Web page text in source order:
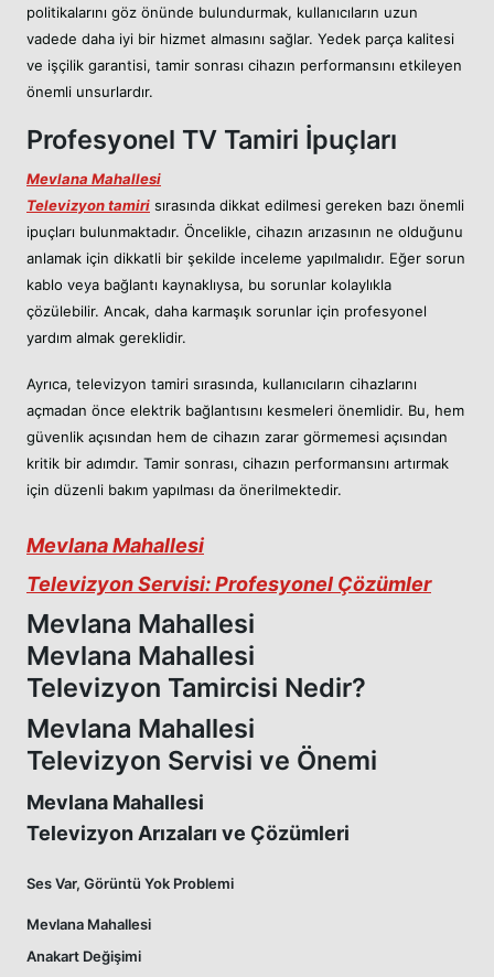
politikalarını göz önünde bulundurmak, kullanıcıların uzun
vadede daha iyi bir hizmet almasını sağlar. Yedek parça kalitesi
ve işçilik garantisi, tamir sonrası cihazın performansını etkileyen
önemli unsurlardır.
Profesyonel TV Tamiri İpuçları
Mevlana Mahallesi
Televizyon tamiri sırasında dikkat edilmesi gereken bazı önemli
ipuçları bulunmaktadır. Öncelikle, cihazın arızasının ne olduğunu
anlamak için dikkatli bir şekilde inceleme yapılmalıdır. Eğer sorun
kablo veya bağlantı kaynaklıysa, bu sorunlar kolaylıkla
çözülebilir. Ancak, daha karmaşık sorunlar için profesyonel
yardım almak gereklidir.
Ayrıca, televizyon tamiri sırasında, kullanıcıların cihazlarını
açmadan önce elektrik bağlantısını kesmeleri önemlidir. Bu, hem
güvenlik açısından hem de cihazın zarar görmemesi açısından
kritik bir adımdır. Tamir sonrası, cihazın performansını artırmak
için düzenli bakım yapılması da önerilmektedir.
Mevlana Mahallesi
Televizyon Servisi: Profesyonel Çözümler
Mevlana Mahallesi
Mevlana Mahallesi
Televizyon Tamircisi Nedir?
Mevlana Mahallesi
Televizyon Servisi ve Önemi
Mevlana Mahallesi
Televizyon Arızaları ve Çözümleri
Ses Var, Görüntü Yok Problemi
Mevlana Mahallesi
Anakart Değişimi